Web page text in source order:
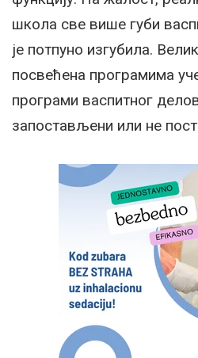
школа све више губи
је потпуно изгубила.
посвећена програмима
програми васпитног
запостављени или не